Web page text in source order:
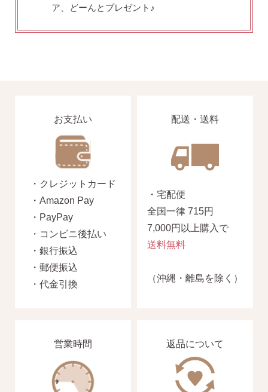
ア、どーんとプレゼント♪
お支払い
・クレジットカード
・Amazon Pay
・PayPay
・コンビニ後払い
・銀行振込
・郵便振込
・代金引換
配送・送料
・宅配便
全国一律 715円
7,000円以上購入で
送料無料
（沖縄・離島を除く）
営業時間 返品について